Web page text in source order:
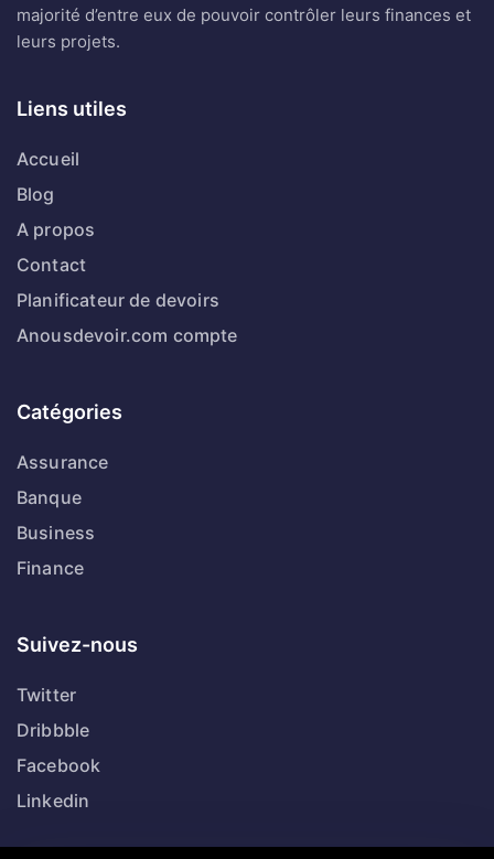
majorité d’entre eux de pouvoir contrôler leurs finances et
leurs projets.
Liens utiles
Accueil
Blog
A propos
Contact
Planificateur de devoirs
Anousdevoir.com compte
Catégories
Assurance
Banque
Business
Finance
Suivez-nous
Twitter
Dribbble
Facebook
Linkedin